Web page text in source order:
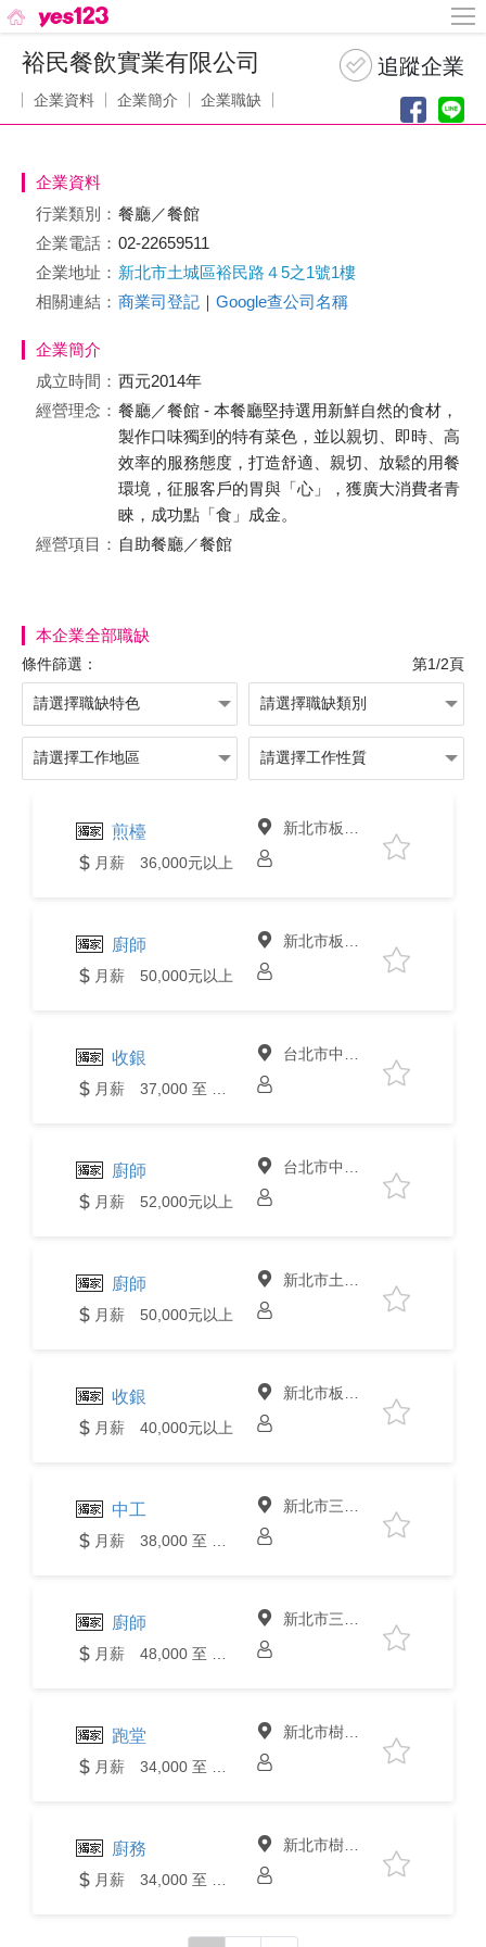
裕民餐飲實業有限公司
企業資料 企業簡介 企業職缺
企業資料
行業類別： 餐廳／餐館
企業電話： 02-22659511
企業地址： 新北市土城區裕民路４5之1號1樓
相關連結： 商業司登記 ｜ Google查公司名稱
企業簡介
成立時間： 西元2014年
經營理念： 餐廳／餐館 - 本餐廳堅持選用新鮮自然的食材，
製作口味獨到的特有菜色，並以親切、即時、高
效率的服務態度，打造舒適、親切、放鬆的用餐
環境，征服客戶的胃與「心」，獲廣大消費者青
睞，成功點「食」成金。
經營項目： 自助餐廳／餐館
本企業全部職缺
條件篩選： 第1/2頁
煎檯
月薪 36,000元以上
新北市板橋區
廚師
月薪 50,000元以上
新北市板橋區
收銀 台北市中山區
廚師
月薪 52,000元以上
台北市中山區
廚師
月薪 50,000元以上
新北市土城區
收銀
月薪 40,000元以上
新北市板橋區
中工 新北市三峽區
廚師 新北市三峽區
跑堂 新北市樹林區
廚務 新北市樹林區